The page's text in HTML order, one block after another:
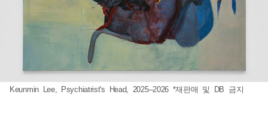
Keunmin Lee, Psychiatrist's Head, 2025–2026 *재판매 및 DB 금지